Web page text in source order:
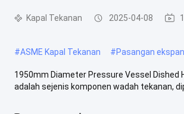
Kapal Tekanan 2025-04-08
#ASME Kapal Tekanan #Pasangan
1950mm Diameter Pressure Vessel Dished
adalah sejenis komponen wadah tekanan,